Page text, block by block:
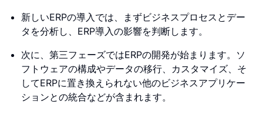
新しいERPの導入では、まずビジネスプロセスとデー
タを分析し、ERP導入の影響を判断します。
次に、第三フェーズではERPの開発が始まります。ソ
フトウェアの構成やデータの移行、カスタマイズ、そ
してERPに置き換えられない他のビジネスアプリケー
ションとの統合などが含まれます。